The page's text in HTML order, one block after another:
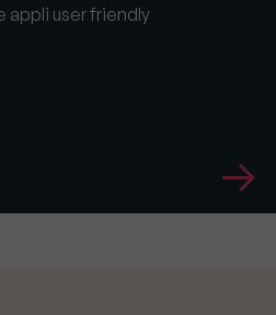
appli user friendly